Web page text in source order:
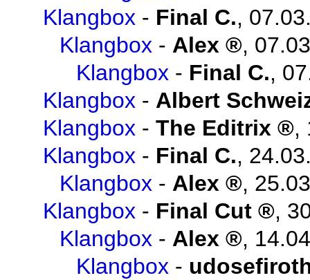
Klangbox - Final C.,
Klangbox - Alex ,
Klangbox - Final C.,
Klangbox - Albert
Klangbox - The Editrix ,
Klangbox - Final C.,
Klangbox - Alex ,
Klangbox - Final Cut ,
Klangbox - Alex ,
Klangbox -